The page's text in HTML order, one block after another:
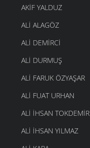
AKIF YALDUZ
ALI ALAGÖZ
ALI DEMIRCI
ALI DURMUŞ
ALI FARUK ÖZYAŞAR
ALI FUAT URHAN
ALI IHSAN TOKDEMIR
ALI İHSAN YILMAZ